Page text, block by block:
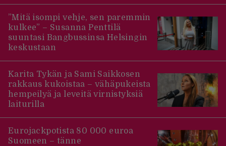
”Mitä isompi vehje, sen paremmin
kulkee” – Susanna Penttilä
suuntasi Bangbussinsa Helsingin
keskustaan
Karita Tykän ja Sami Saikkosen
rakkaus kukoistaa – vähäpukeista
hempeilyä ja leveitä virnistyksiä
laiturilla
Eurojackpotista 80 000 euroa
Suomeen – tänne